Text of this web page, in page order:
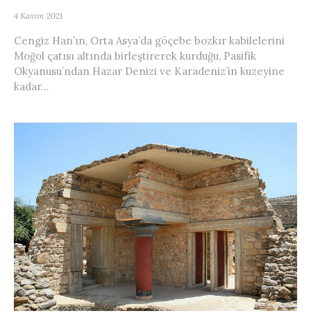
4 Kasım 2021
Cengiz Han’ın, Orta Asya’da göçebe bozkır kabilelerini
Moğol çatısı altında birleştirerek kurduğu, Pasifik
Okyanusu’ndan Hazar Denizi ve Karadeniz’in kuzeyine
kadar...